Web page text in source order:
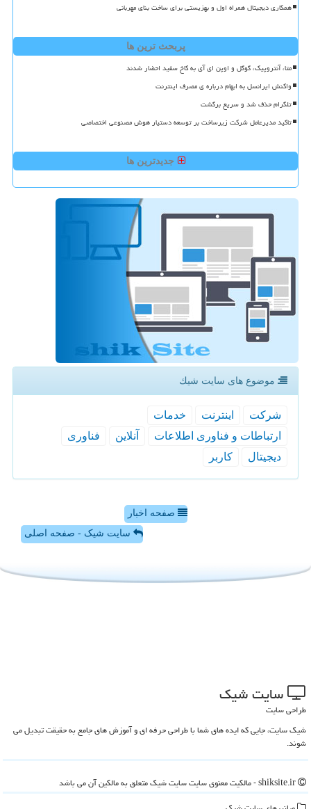
همکاری دیجیتال همراه اول و بهزیستی برای ساخت بنای مهربانی
پربحث ترین ها
متا، آنتروپیک، گوگل و اوپن ای آی به کاخ سفید احضار شدند
واکنش ایرانسل به ابهام درباره ی مصرف اینترنت
تلگرام حذف شد و سریع برگشت
تاکید مدیرعامل شرکت زیرساخت بر توسعه دستیار هوش مصنوعی اختصاصی
جدیدترین ها
موضوع های سایت شیك
شركت اینترنت
خدمات
ارتباطات و فناوری اطلاعات
آنلاین
فناوری
دیجیتال
كاربر
صفحه اخبار
سایت شیک - صفحه اصلی
سایت شیك
طراحی سایت
شیک سایت، جایی که ایده های شما با طراحی حرفه ای و آموزش های جامع به حقیقت تبدیل می
شوند.